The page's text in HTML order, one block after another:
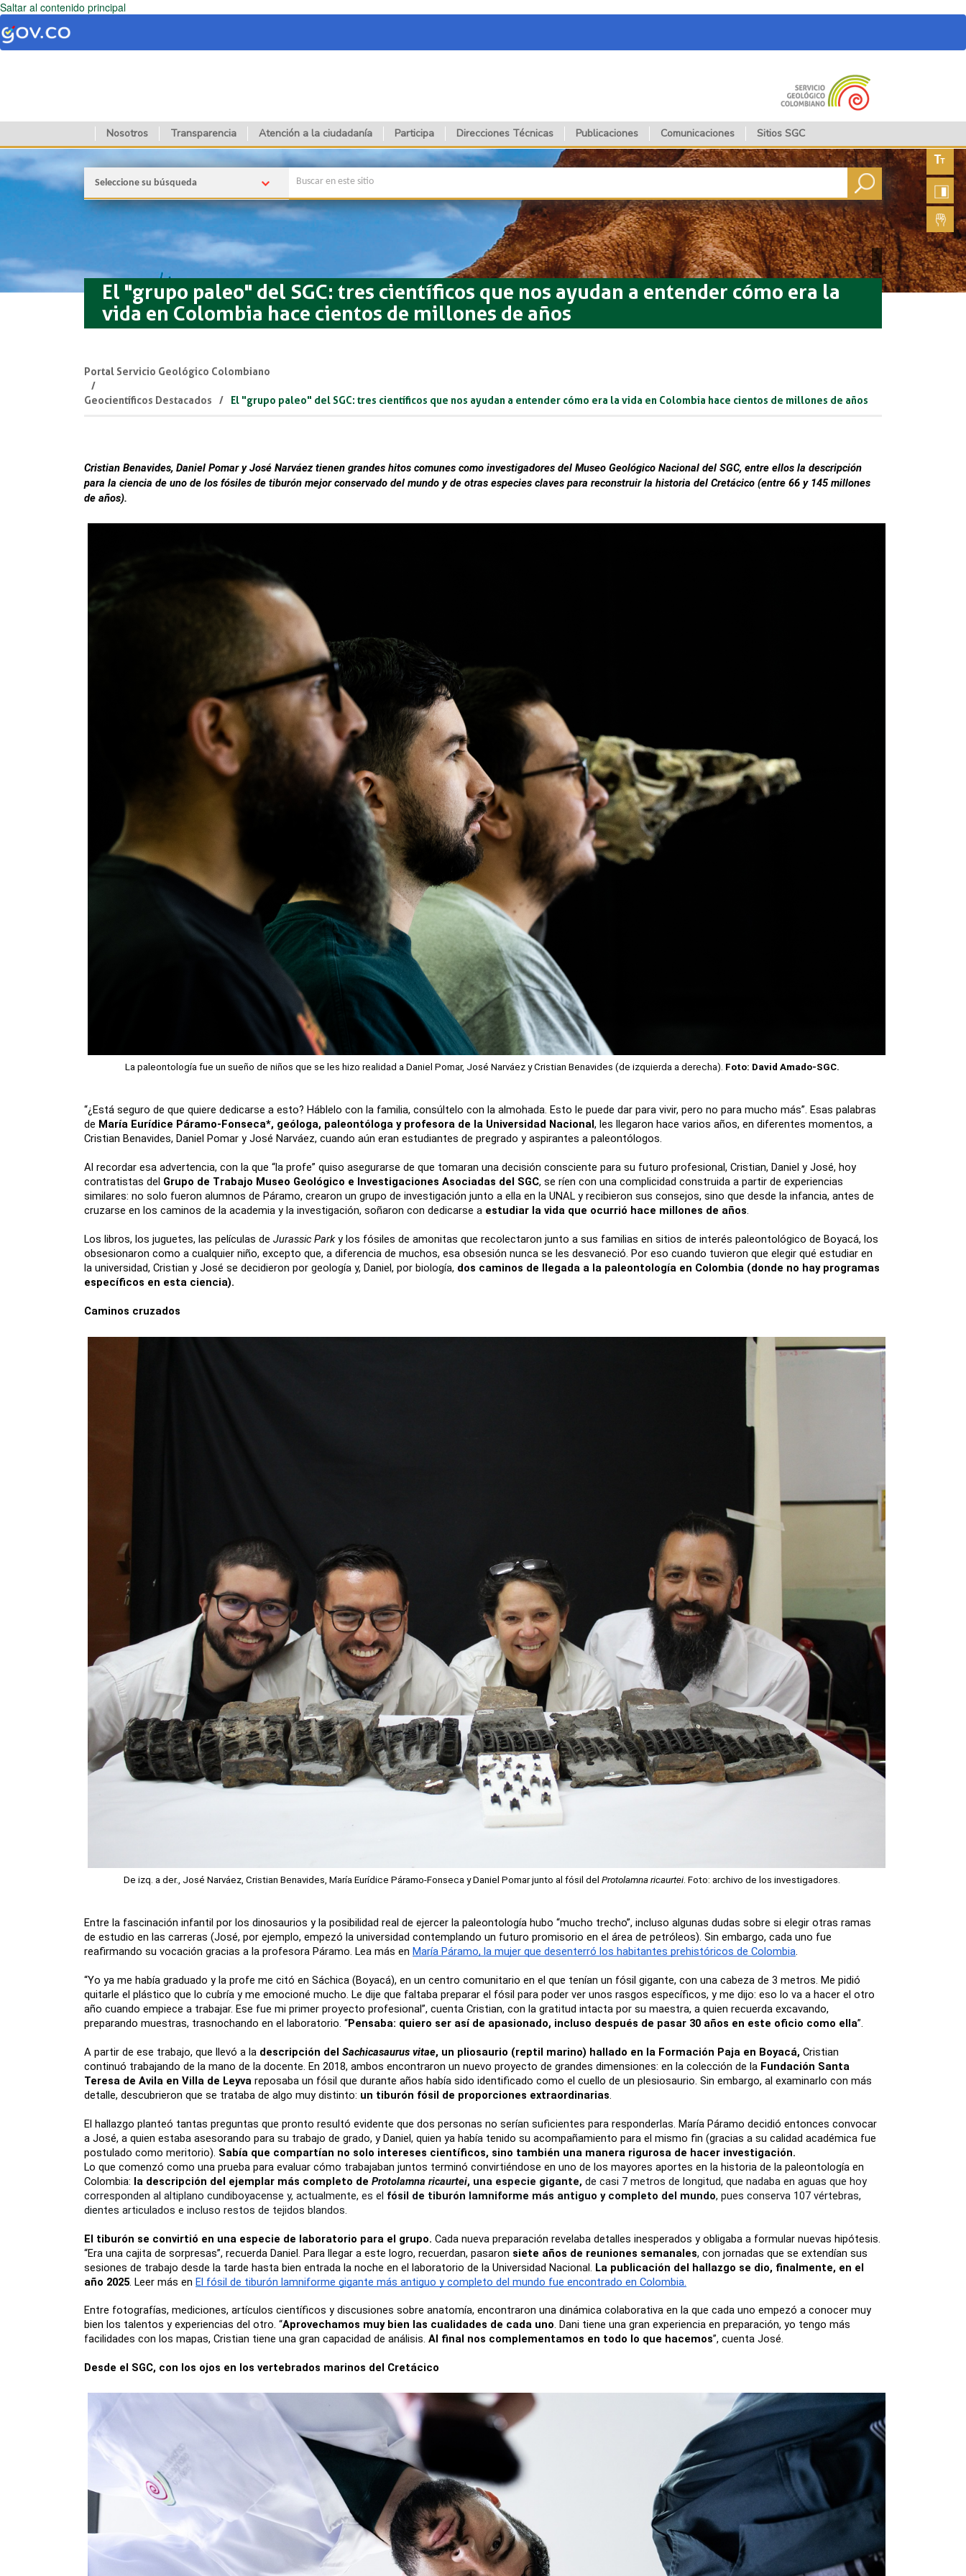
Saltar al contenido principal
Nosotros Transparencia Atención a la ciudadanía Participa Direcciones Técnicas Publicaciones Comunicaciones Sitios SGC
fuente
Lengua
de
Seleccione su búsqueda
El "grupo paleo" del SGC: tres científicos que nos ayudan a entender cómo era la
vida en Colombia hace cientos de millones de años
Portal Servicio Geológico Colombiano
Geocientíficos Destacados El "grupo paleo" del SGC: tres científicos que nos ayudan a entender cómo era la vida en Colombia hace cientos de millones de años
Cristian Benavides, Daniel Pomar y José Narváez tienen grandes hitos comunes como investigadores del Museo Geológico Nacional del SGC, entre ellos la descripción
para la ciencia de uno de los fósiles de tiburón mejor conservado del mundo y de otras especies claves para reconstruir la historia del Cretácico (entre 66 y 145 millones
de años).
La paleontología fue un sueño de niños que se les hizo realidad a Daniel Pomar, José Narváez y Cristian Benavides (de izquierda a derecha). Foto: David Amado-SGC.
“¿Está seguro de que quiere dedicarse a esto? Háblelo con la familia, consúltelo con la almohada. Esto le puede dar para vivir, pero no para mucho más”. Esas palabras
de María Eurídice Páramo-Fonseca*, geóloga, paleontóloga y profesora de la Universidad Nacional, les llegaron hace varios años, en diferentes momentos, a
Cristian Benavides, Daniel Pomar y José Narváez, cuando aún eran estudiantes de pregrado y aspirantes a paleontólogos.
Al recordar esa advertencia, con la que “la profe” quiso asegurarse de que tomaran una decisión consciente para su futuro profesional, Cristian, Daniel y José, hoy
contratistas del Grupo de Trabajo Museo Geológico e Investigaciones Asociadas del SGC, se ríen con una complicidad construida a partir de experiencias
similares: no solo fueron alumnos de Páramo, crearon un grupo de investigación junto a ella en la UNAL y recibieron sus consejos, sino que desde la infancia, antes de
cruzarse en los caminos de la academia y la investigación, soñaron con dedicarse a estudiar la vida que ocurrió hace millones de años.
Los libros, los juguetes, las películas de Jurassic Park y los fósiles de amonitas que recolectaron junto a sus familias en sitios de interés paleontológico de Boyacá, los
obsesionaron como a cualquier niño, excepto que, a diferencia de muchos, esa obsesión nunca se les desvaneció. Por eso cuando tuvieron que elegir qué estudiar en
la universidad, Cristian y José se decidieron por geología y, Daniel, por biología, dos caminos de llegada a la paleontología en Colombia (donde no hay programas
específicos en esta ciencia).
Caminos cruzados
De izq. a der., José Narváez, Cristian Benavides, María Eurídice Páramo-Fonseca y Daniel Pomar junto al fósil del Protolamna ricaurtei. Foto: archivo de los investigadores.
Entre la fascinación infantil por los dinosaurios y la posibilidad real de ejercer la paleontología hubo “mucho trecho”, incluso algunas dudas sobre si elegir otras ramas
de estudio en las carreras (José, por ejemplo, empezó la universidad contemplando un futuro promisorio en el área de petróleos). Sin embargo, cada uno fue
reafirmando su vocación gracias a la profesora Páramo. Lea más en María Páramo, la mujer que desenterró los habitantes prehistóricos de Colombia.
“Yo ya me había graduado y la profe me citó en Sáchica (Boyacá), en un centro comunitario en el que tenían un fósil gigante, con una cabeza de 3 metros. Me pidió
quitarle el plástico que lo cubría y me emocioné mucho. Le dije que faltaba preparar el fósil para poder ver unos rasgos específicos, y me dijo: eso lo va a hacer el otro
año cuando empiece a trabajar. Ese fue mi primer proyecto profesional”, cuenta Cristian, con la gratitud intacta por su maestra, a quien recuerda excavando,
preparando muestras, trasnochando en el laboratorio. “Pensaba: quiero ser así de apasionado, incluso después de pasar 30 años en este oficio como ella”.
A partir de ese trabajo, que llevó a la descripción del Sachicasaurus vitae, un pliosaurio (reptil marino) hallado en la Formación Paja en Boyacá, Cristian
continuó trabajando de la mano de la docente. En 2018, ambos encontraron un nuevo proyecto de grandes dimensiones: en la colección de la Fundación Santa
Teresa de Avila en Villa de Leyva reposaba un fósil que durante años había sido identificado como el cuello de un plesiosaurio. Sin embargo, al examinarlo con más
detalle, descubrieron que se trataba de algo muy distinto: un tiburón fósil de proporciones extraordinarias.
El hallazgo planteó tantas preguntas que pronto resultó evidente que dos personas no serían suficientes para responderlas. María Páramo decidió entonces convocar
a José, a quien estaba asesorando para su trabajo de grado, y Daniel, quien ya había tenido su acompañamiento para el mismo fin (gracias a su calidad académica fue
postulado como meritorio). Sabía que compartían no solo intereses científicos, sino también una manera rigurosa de hacer investigación.
Lo que comenzó como una prueba para evaluar cómo trabajaban juntos terminó convirtiéndose en uno de los mayores aportes en la historia de la paleontología en
Colombia: la descripción del ejemplar más completo de Protolamna ricaurtei, una especie gigante, de casi 7 metros de longitud, que nadaba en aguas que hoy
corresponden al altiplano cundiboyacense y, actualmente, es el fósil de tiburón lamniforme más antiguo y completo del mundo, pues conserva 107 vértebras,
dientes articulados e incluso restos de tejidos blandos.
El tiburón se convirtió en una especie de laboratorio para el grupo. Cada nueva preparación revelaba detalles inesperados y obligaba a formular nuevas hipótesis.
“Era una cajita de sorpresas”, recuerda Daniel. Para llegar a este logro, recuerdan, pasaron siete años de reuniones semanales, con jornadas que se extendían sus
sesiones de trabajo desde la tarde hasta bien entrada la noche en el laboratorio de la Universidad Nacional. La publicación del hallazgo se dio, finalmente, en el
año 2025. Leer más en El fósil de tiburón lamniforme gigante más antiguo y completo del mundo fue encontrado en Colombia.
Entre fotografías, mediciones, artículos científicos y discusiones sobre anatomía, encontraron una dinámica colaborativa en la que cada uno empezó a conocer muy
bien los talentos y experiencias del otro. “Aprovechamos muy bien las cualidades de cada uno. Dani tiene una gran experiencia en preparación, yo tengo más
facilidades con los mapas, Cristian tiene una gran capacidad de análisis. Al final nos complementamos en todo lo que hacemos”, cuenta José.
Desde el SGC, con los ojos en los vertebrados marinos del Cretácico